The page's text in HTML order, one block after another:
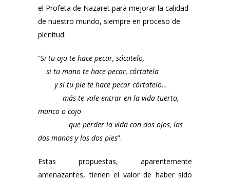
el Profeta de Nazaret para mejorar la calidad
de nuestro mundo, siempre en proceso de
plenitud:
“Si tu ojo te hace pecar, sácatelo,
si tu mano te hace pecar, córtatela
y si tu pie te hace pecar córtatelo…
más te vale entrar en la vida tuerto,
manco o cojo
que perder la vida con dos ojos, las
dos manos y los dos pies”.
Estas propuestas, aparentemente
amenazantes, tienen el valor de haber sido